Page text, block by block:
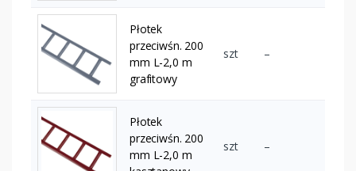
Płotek
przeciwśn. 200
mm L-2,0 m
grafitowy
szt –
Płotek
przeciwśn. 200
mm L-2,0 m
szt –